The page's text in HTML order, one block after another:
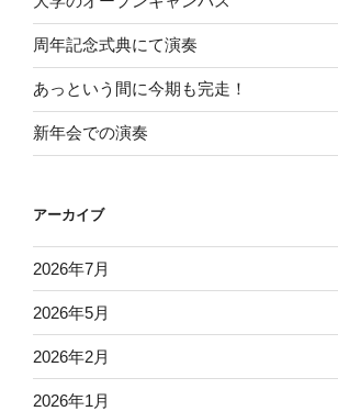
周年記念式典にて演奏
あっという間に今期も完走！
新年会での演奏
アーカイブ
2026年7月
2026年5月
2026年2月
2026年1月